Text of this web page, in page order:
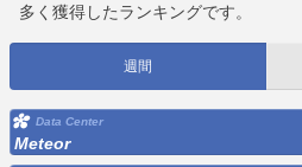
多く獲得したランキングです。
週間
Data Center
Meteor